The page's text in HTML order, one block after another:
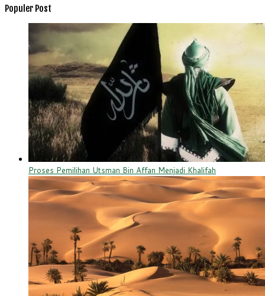
Populer Post
Proses Pemilihan Utsman Bin Affan Menjadi Khalifah